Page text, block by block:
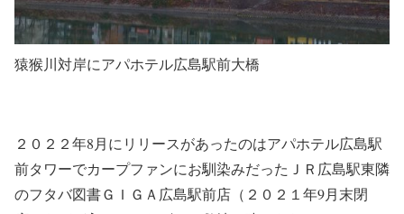
猿猴川対岸にアパホテル広島駅前大橋
２０２２年8月にリリースがあったのはアパホテル広島駅
前タワーでカープファンにお馴染みだったＪＲ広島駅東隣
のフタバ図書ＧＩＧＡ広島駅前店（２０２１年9月末閉